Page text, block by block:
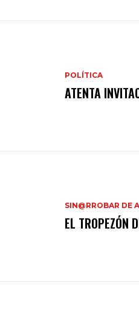
POLÍTICA
ATENTA
SIN@RROBAR DE
EL TROPEZÓN